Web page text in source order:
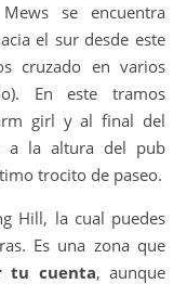
se encuentra
el sur desde este
cruzado en varios
En este tramos
girl y al final del
a la altura del pub
trocito de paseo.
Hill, la cual puedes
Es una zona que
tu cuenta, aunque